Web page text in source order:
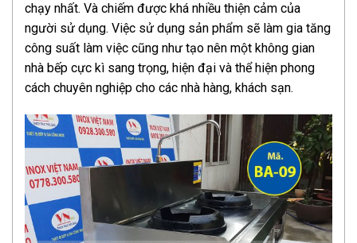
chạy nhất. Và chiếm được khá nhiều thiện cảm của
người sử dụng. Việc sử dụng sản phẩm sẽ làm gia tăng
công suất làm việc cũng như tạo nên một không gian
nhà bếp cực kì sang trọng, hiện đại và thể hiện phong
cách chuyên nghiệp cho các nhà hàng, khách sạn.